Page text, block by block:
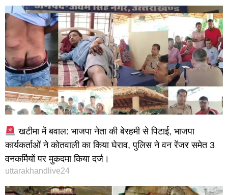
खटीमा में बवाल: भाजपा नेता की बेरहमी से पिटाई, भाजपा
कार्यकर्ताओं ने कोतवाली का किया घेराव, पुलिस ने वन रेंजर समेत 3
वनकर्मियों पर मुकदमा किया दर्ज।
uttarakhandlive24